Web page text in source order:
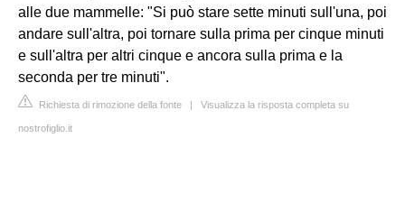
alle due mammelle: "Si può stare sette minuti sull'una, poi
andare sull'altra, poi tornare sulla prima per cinque minuti
e sull'altra per altri cinque e ancora sulla prima e la
seconda per tre minuti".
Richiesta di rimozione della fonte | Visualizza la risposta completa su
nostrofiglio.it